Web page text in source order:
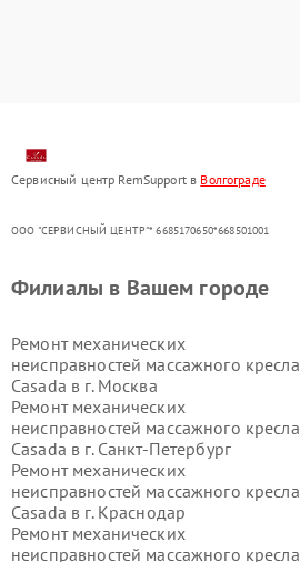
Сервисный центр RemSupport в Волгограде
ООО "СЕРВИСНЫЙ ЦЕНТР"* 6685170650*668501001
Филиалы в Вашем городе
Ремонт механических
неисправностей массажного кресла
Casada в г. Москва
Ремонт механических
неисправностей массажного кресла
Casada в г. Санкт-Петербург
Ремонт механических
неисправностей массажного кресла
Casada в г. Краснодар
Ремонт механических
неисправностей массажного кресла